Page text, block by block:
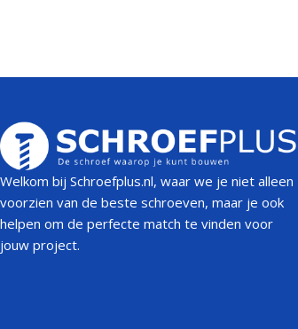
Welkom bij Schroefplus.nl, waar we je niet alleen
voorzien van de beste schroeven, maar je ook
helpen om de perfecte match te vinden voor
jouw project.